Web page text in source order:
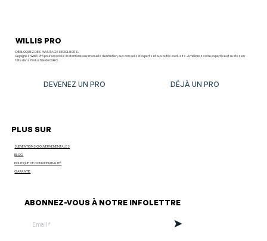
WILLIS PRO
DÉBLOQUEZ DES AVANTAGES EXCLUSIFS.
Rejoignez Willis Pro pour un accès instantané aux manuels d'entretien, aux conseils d'experts et aux outils exclusifs. Améliorez votre expertise et restez en
tête dans l’industrie du CVAC.
DEVENEZ UN PRO DÉJÀ UN PRO
PLUS SUR
SUBVENTIONS GOUVERNEMENTALES
BLOG
POLITIQUE DE CONFIDENTIALITÉ
GARANTIE
ABONNEZ-VOUS À NOTRE INFOLETTRE